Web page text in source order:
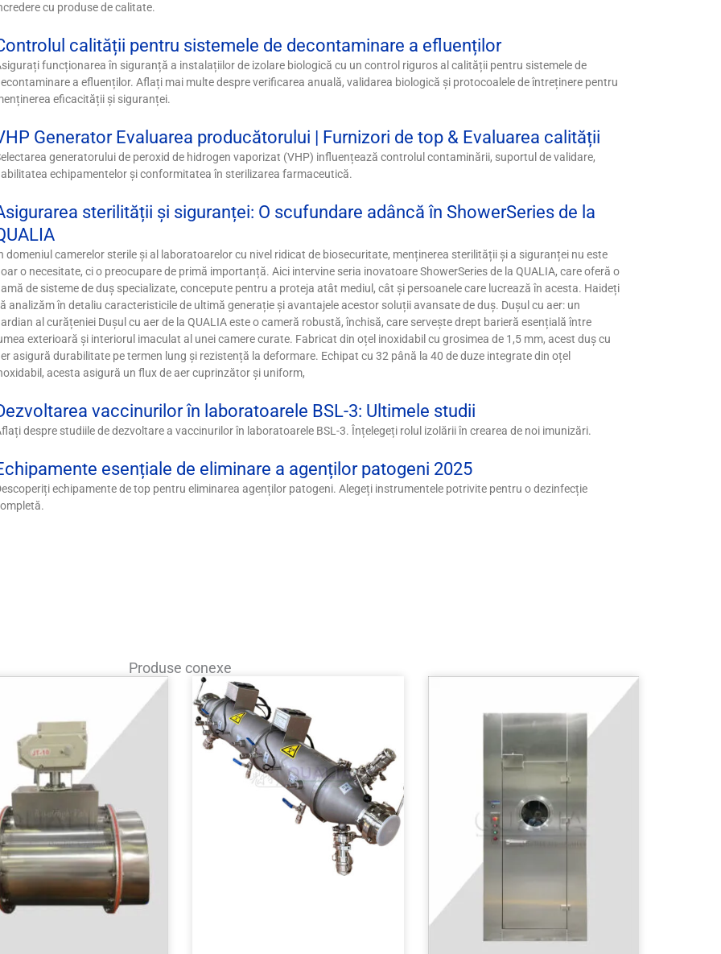
cu produse de calitate.
calității pentru sistemele de decontaminare a efluenților
funcționarea în siguranță a instalațiilor de izolare biologică cu un control riguros al calității pentru sistemele de
a efluenților. Aflați mai multe despre verificarea anuală, validarea biologică și protocoalele de întreținere pentru
eficacității și siguranței.
Generator Evaluarea producătorului | Furnizori de top & Evaluarea calității
generatorului de peroxid de hidrogen vaporizat (VHP) influențează controlul contaminării, suportul de validare,
echipamentelor și conformitatea în sterilizarea farmaceutică.
sterilității și siguranței: O scufundare adâncă în ShowerSeries de la
domeniul camerelor sterile și al laboratoarelor cu nivel ridicat de biosecuritate, menținerea sterilității și a siguranței nu este
o necesitate, ci o preocupare de primă importanță. Aici intervine seria inovatoare ShowerSeries de la QUALIA, care oferă o
de sisteme de duș specializate, concepute pentru a proteja atât mediul, cât și persoanele care lucrează în acesta. Haideți
analizăm în detaliu caracteristicile de ultimă generație și avantajele acestor soluții avansate de duș. Dușul cu aer: un
al curățeniei Dușul cu aer de la QUALIA este o cameră robustă, închisă, care servește drept barieră esențială între
exterioară și interiorul imaculat al unei camere curate. Fabricat din oțel inoxidabil cu grosimea de 1,5 mm, acest duș cu
asigură durabilitate pe termen lung și rezistență la deformare. Echipat cu 32 până la 40 de duze integrate din oțel
acesta asigură un flux de aer cuprinzător și uniform,
vaccinurilor în laboratoarele BSL-3: Ultimele studii
despre studiile de dezvoltare a vaccinurilor în laboratoarele BSL-3. Înțelegeți rolul izolării în crearea de noi imunizări.
esențiale de eliminare a agenților patogeni 2025
echipamente de top pentru eliminarea agenților patogeni. Alegeți instrumentele potrivite pentru o dezinfecție
Produse conexe